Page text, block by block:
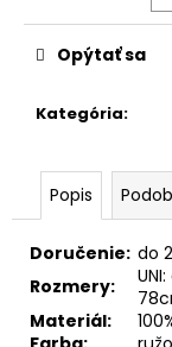
Kategória:
Opýtať sa
Popis
Doručenie: do
Rozmery:
Materiál: